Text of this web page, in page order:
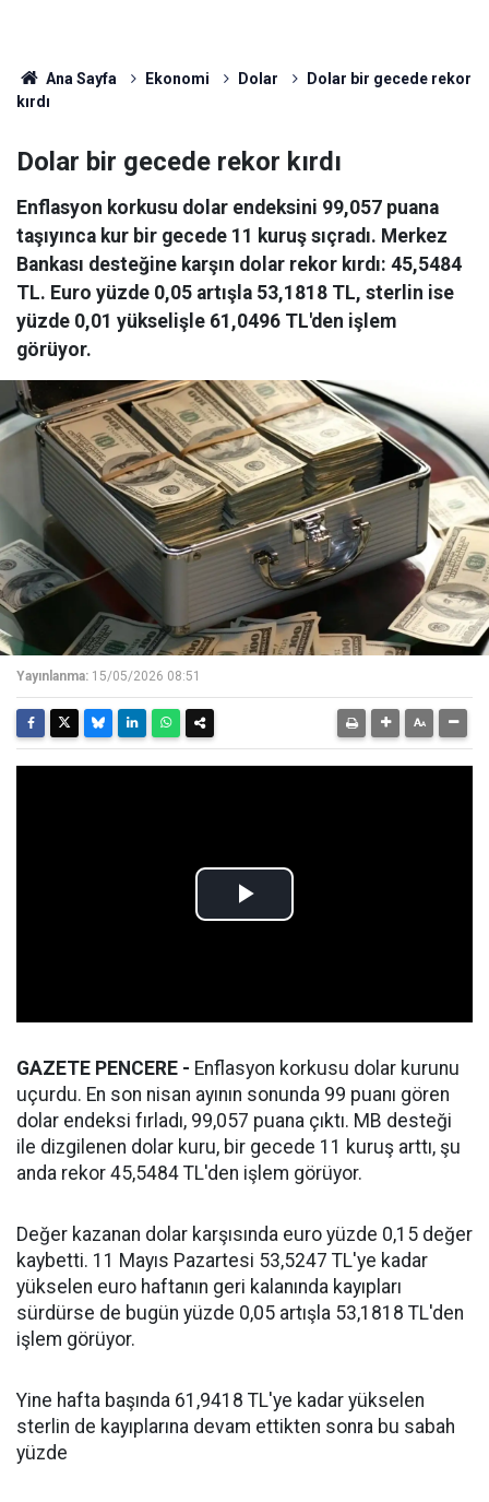
Ana Sayfa Ekonomi Dolar
Dolar bir gecede rekor
kırdı
Dolar bir gecede rekor kırdı
Enflasyon korkusu dolar endeksini 99,057 puana
taşıyınca kur bir gecede 11 kuruş sıçradı. Merkez
Bankası desteğine karşın dolar rekor kırdı: 45,5484
TL. Euro yüzde 0,05 artışla 53,1818 TL, sterlin ise
yüzde 0,01 yükselişle 61,0496 TL'den işlem
görüyor.
Yayınlanma: 15/05/2026 08:51
GAZETE PENCERE - Enflasyon korkusu dolar kurunu
uçurdu. En son nisan ayının sonunda 99 puanı gören
dolar endeksi fırladı, 99,057 puana çıktı. MB desteği
ile dizgilenen dolar kuru, bir gecede 11 kuruş arttı, şu
anda rekor 45,5484 TL'den işlem görüyor.
Değer kazanan dolar karşısında euro yüzde 0,15 değer
kaybetti. 11 Mayıs Pazartesi 53,5247 TL'ye kadar
yükselen euro haftanın geri kalanında kayıpları
sürdürse de bugün yüzde 0,05 artışla 53,1818 TL'den
işlem görüyor.
Yine hafta başında 61,9418 TL'ye kadar yükselen
sterlin de kayıplarına devam ettikten sonra bu sabah
yüzde